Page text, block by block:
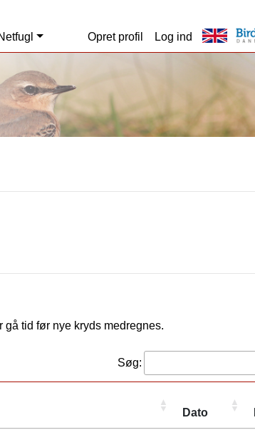
Opret profil Log ind
tid før nye kryds medregnes.
Søg:
Dato